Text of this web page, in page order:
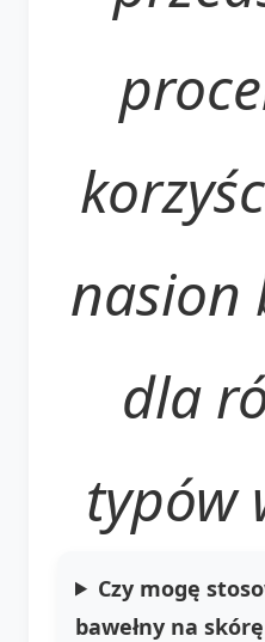
nasion
dla
typów
Czy mogę
bawełny na skórę